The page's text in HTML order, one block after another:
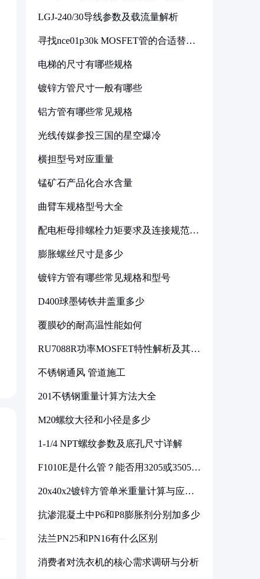
LGJ-240/30导线参数及载流量解析
寻找nce01p30k MOSFET管的合适替代
电梯的尺寸有哪些规格
镀锌方管尺寸一般有哪些
铝方管有哪些常见规格
光线传媒参投三国的星空爆冷
横担型号对应重量
锰矿石产品化合水含量
曲臂车规格型号大全
配电柜母排螺栓力矩要求及连接规范详
膨胀螺丝尺寸是多少
镀锌方管有哪些常见规格和型号
D400球墨铸铁井盖重多少
覆膜砂的耐高温性能如何
RU7088R功率MOSFET特性解析及其在
不锈钢通风 管道施工
201不锈钢重量计算方法大全
M20螺纹大径和小径是多少
1-1/4 NPT螺纹参数及底孔尺寸详解
F1010E是什么管？能否用3205或3505代
20x40x2镀锌方管单米重量计算与应用
抗渗混凝土中P6和P8膨胀剂分别加多少
法兰PN25和PN16有什么区别
消费者对洗衣机的核心需求调研与分析